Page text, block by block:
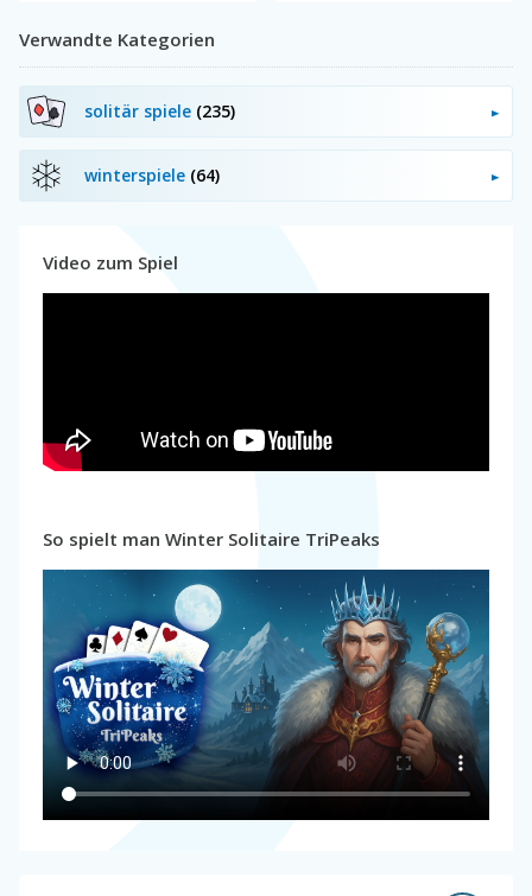
Verwandte Kategorien
solitär spiele (235)
winterspiele (64)
Video zum Spiel
So spielt man Winter Solitaire TriPeaks